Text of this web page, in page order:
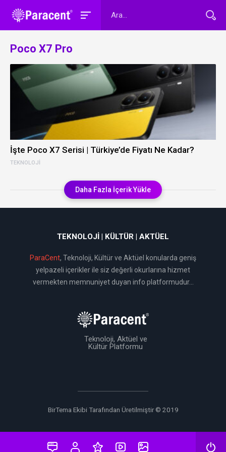
Poco X7 Pro
TEKNOLOJI
İşte Poco X7 Serisi | Türkiye’de Fiyatı Ne Kadar?
Daha Fazla İçerik Yükle
TEKNOLOJI | KÜLTÜR | AKTÜEL
ParaCent, Teknoloji, Kültür ve Aktüel konularda geniş
yelpazeli içerikler ile siz değerli okurlarına hizmet
vermekten memnuniyet duyan info platformudur...
Teknoloji, Aktüel ve
Kültür Platformu
BirTema Ekibi Tarafından Üretilmiştir © 2019